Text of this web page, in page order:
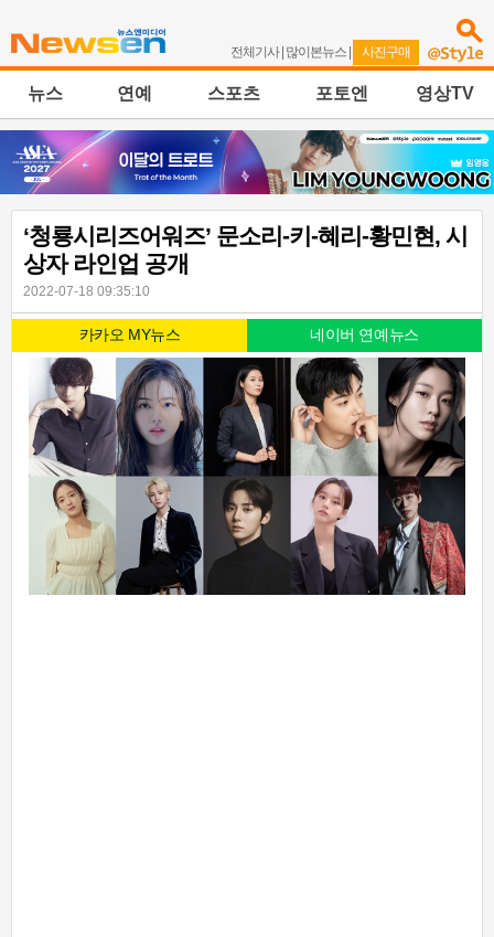
전체기사| 많이본뉴스 | 사진구매
뉴스 연예 스포츠 포토엔 영상TV
‘청룡시리즈어워즈’ 문소리-키-혜리-황민현, 시
상자 라인업 공개
2022-07-18 09:35:10
카카오 MY뉴스 네이버 연예뉴스